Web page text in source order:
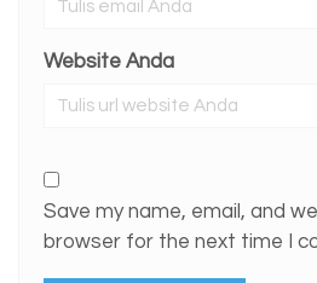
Website Anda
Save my name, email, and
browser for the next time I